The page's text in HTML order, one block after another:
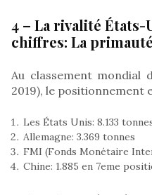
4 – La rivalité États-
chiffres: La
Au classement mondial
2019), le positionnement
Les États Unis: 8.133
Allemagne: 3.369 tonnes
FMI (Fonds Monétaire
Chine: 1.885 en 7eme